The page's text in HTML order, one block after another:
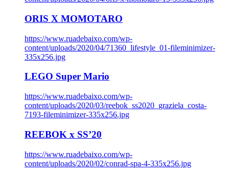
ORIS X MOMOTARO
https://www.ruadebaixo.com/wp-
content/uploads/2020/04/71360_lifestyle_01-fileminimizer-
335x256.jpg
LEGO Super Mario
https://www.ruadebaixo.com/wp-
content/uploads/2020/03/reebok_ss2020_graziela_costa-
7193-fileminimizer-335x256.jpg
REEBOK x SS’20
https://www.ruadebaixo.com/wp-
content/uploads/2020/02/conrad-spa-4-335x256.jpg